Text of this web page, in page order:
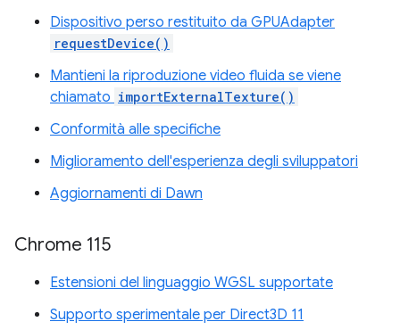
Dispositivo perso restituito da GPUAdapter
requestDevice()
Mantieni la riproduzione video fluida se viene
chiamato importExternalTexture()
Conformità alle specifiche
Miglioramento dell'esperienza degli sviluppatori
Aggiornamenti di Dawn
Chrome 115
Estensioni del linguaggio WGSL supportate
Supporto sperimentale per Direct3D 11